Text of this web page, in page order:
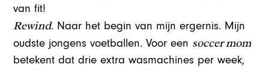
van fit!
Rewind. Naar het begin van mijn ergernis. Mijn
oudste jongens voetballen. Voor een soccer mom
betekent dat drie extra wasmachines per week,